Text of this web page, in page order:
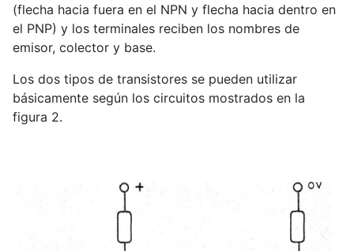
(flecha hacia fuera en el NPN y flecha hacia dentro en
el PNP) y los terminales reciben los nombres de
emisor, colector y base.
Los dos tipos de transistores se pueden utilizar
básicamente según los circuitos mostrados en la
figura 2.